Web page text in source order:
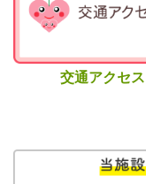
交通アクセス